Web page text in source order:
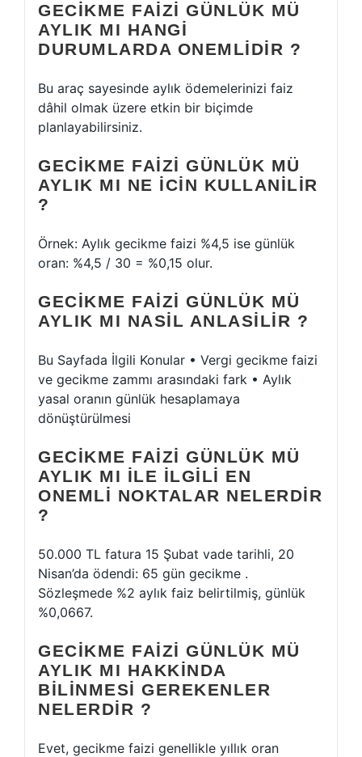
GECIKME FAIZI GÜNLÜK MÜ
AYLIK MI HANGI
DURUMLARDA ONEMLIDIR ?
Bu araç sayesinde aylık ödemelerinizi faiz
dâhil olmak üzere etkin bir biçimde
planlayabilirsiniz.
GECIKME FAIZI GÜNLÜK MÜ
AYLIK MI NE ICIN KULLANILIR
?
Örnek: Aylık gecikme faizi %4,5 ise günlük
oran: %4,5 / 30 = %0,15 olur.
GECIKME FAIZI GÜNLÜK MÜ
AYLIK MI NASIL ANLASILIR ?
Bu Sayfada İlgili Konular • Vergi gecikme faizi
ve gecikme zammı arasındaki fark • Aylık
yasal oranın günlük hesaplamaya
dönüştürülmesi
GECIKME FAIZI GÜNLÜK MÜ
AYLIK MI ILE ILGILI EN
ONEMLI NOKTALAR NELERDIR
?
50.000 TL fatura 15 Şubat vade tarihli, 20
Nisan’da ödendi: 65 gün gecikme .
Sözleşmede %2 aylık faiz belirtilmiş, günlük
%0,0667.
GECIKME FAIZI GÜNLÜK MÜ
AYLIK MI HAKKINDA
BILINMESI GEREKENLER
NELERDIR ?
Evet, gecikme faizi genellikle yıllık oran